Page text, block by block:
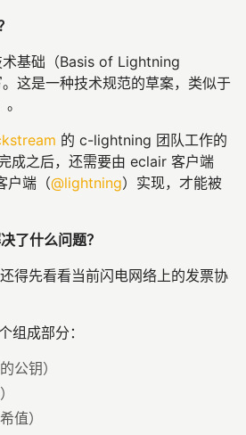
术基础（Basis of Lightning
这是一种技术规范的草案，类似于
的 c-lightning 团队工作的
成之后，还需要由 eclair 客户端
户端（@lightning）实现，才能被
了什么问题？
得先看看当前闪电网络上的发票协
组成部分：
公钥）
值）